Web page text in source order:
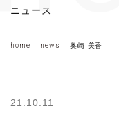
ニュース
home news 奥崎 美香
21.10.11